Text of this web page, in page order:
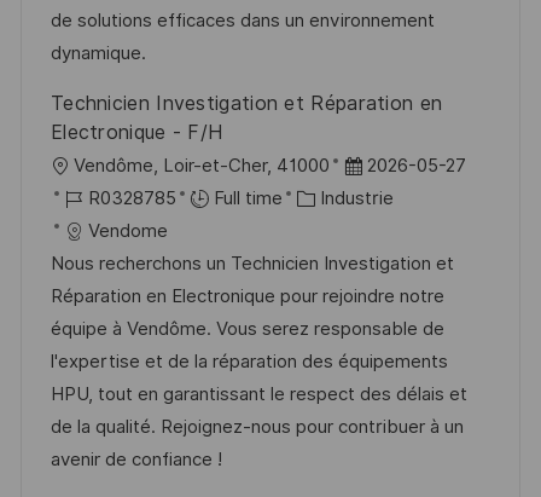
a
t
o
f
c
n
c
d
o
s
e
r
de solutions efficaces dans un environnement
dynamique.
Technicien Investigation et Réparation en
Electronique - F/H
o
c
a
l
i
s
a
t
i
Vendôme, Loir-et-Cher, 41000
D
a
e
d
’
a
f
f
2026-05-27
R
é
f
é
r
e
n
c
e
R0328785 Full time
C
t
é
g
o
r
i
Industrie
Vendome
Nous recherchons un Technicien Investigation et
Réparation en Electronique pour rejoindre notre
équipe à Vendôme. Vous serez responsable de
l'expertise et de la réparation des équipements
HPU, tout en garantissant le respect des délais et
de la qualité. Rejoignez-nous pour contribuer à un
avenir de confiance !